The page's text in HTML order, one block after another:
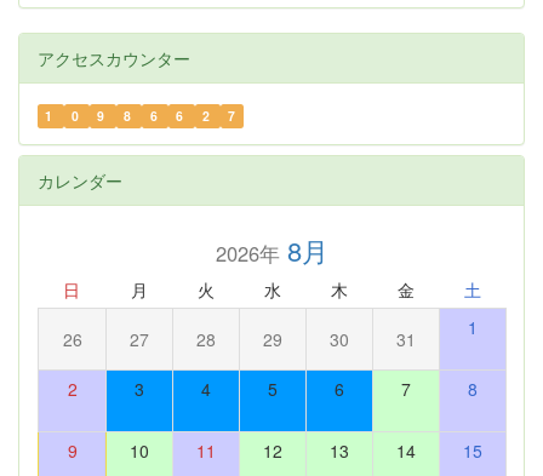
アクセスカウンター
1 0 9 8 6 6 2 7
カレンダー
2026年8月
日 月 火 水 木 金 土
26 27 28 29 30 31 1
2 3 4 5 6 7 8
9 10 11 12 13 14 15